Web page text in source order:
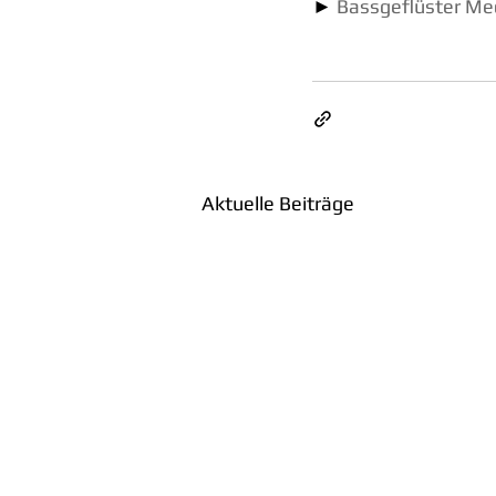
► Bassgeflüster
Aktuelle Beiträge